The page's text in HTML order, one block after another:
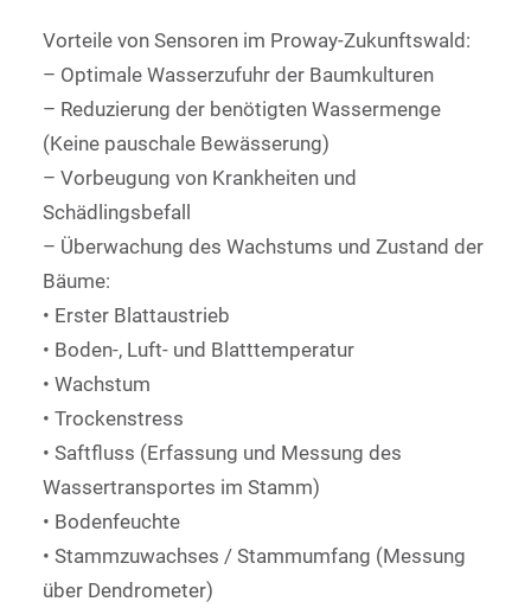
Vorteile von Sensoren im Proway-Zukunftswald:
– Optimale Wasserzufuhr der Baumkulturen
– Reduzierung der benötigten Wassermenge
(Keine pauschale Bewässerung)
– Vorbeugung von Krankheiten und
Schädlingsbefall
– Überwachung des Wachstums und Zustand der
Bäume:
• Erster Blattaustrieb
• Boden-, Luft- und Blatttemperatur
• Wachstum
• Trockenstress
• Saftfluss (Erfassung und Messung des
Wassertransportes im Stamm)
• Bodenfeuchte
• Stammzuwachses / Stammumfang (Messung
über Dendrometer)